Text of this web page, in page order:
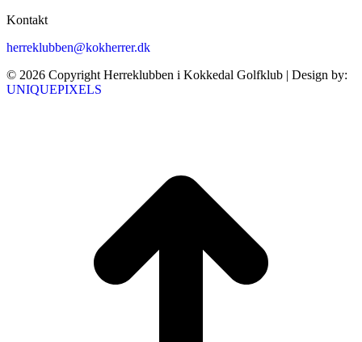
Kontakt
herreklubben@kokherrer.dk
© 2026 Copyright Herreklubben i Kokkedal Golfklub | Design by:
UNIQUEPIXELS